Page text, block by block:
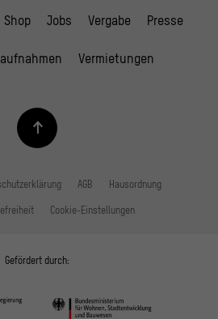
Shop Jobs Vergabe Presse
Vermietungen
AGB Hausordnung
Cookie-Einstellungen
Gefördert durch: